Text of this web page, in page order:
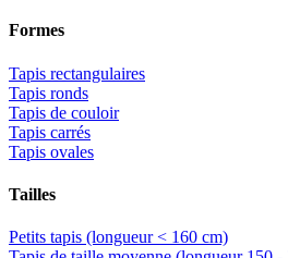
Formes
Tapis rectangulaires
Tapis ronds
Tapis de couloir
Tapis carrés
Tapis ovales
Tailles
Petits tapis (longueur < 160 cm)